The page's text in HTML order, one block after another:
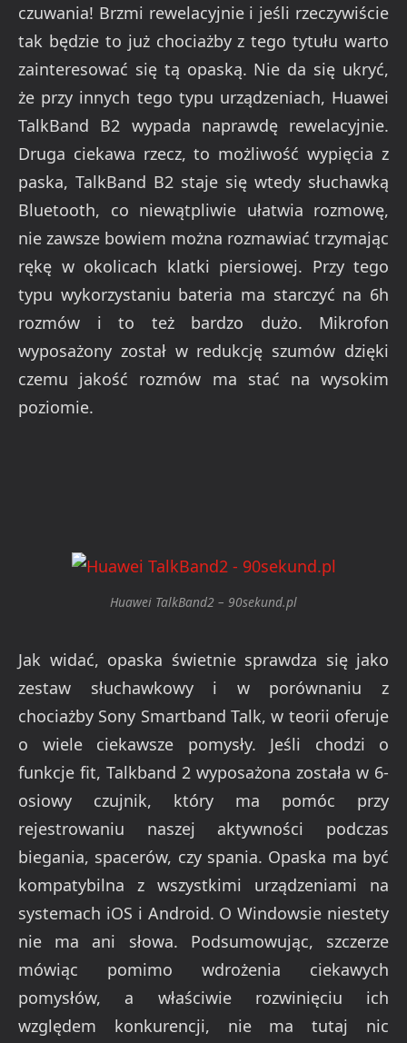
czuwania! Brzmi rewelacyjnie i jeśli rzeczywiście
tak będzie to już chociażby z tego tytułu warto
zainteresować się tą opaską. Nie da się ukryć,
że przy innych tego typu urządzeniach, Huawei
TalkBand B2 wypada naprawdę rewelacyjnie.
Druga ciekawa rzecz, to możliwość wypięcia z
paska, TalkBand B2 staje się wtedy słuchawką
Bluetooth, co niewątpliwie ułatwia rozmowę,
nie zawsze bowiem można rozmawiać trzymając
rękę w okolicach klatki piersiowej. Przy tego
typu wykorzystaniu bateria ma starczyć na 6h
rozmów i to też bardzo dużo. Mikrofon
wyposażony został w redukcję szumów dzięki
czemu jakość rozmów ma stać na wysokim
poziomie.
Huawei TalkBand2 – 90sekund.pl
Jak widać, opaska świetnie sprawdza się jako
zestaw słuchawkowy i w porównaniu z
chociażby Sony Smartband Talk, w teorii oferuje
o wiele ciekawsze pomysły. Jeśli chodzi o
funkcje fit, Talkband 2 wyposażona została w 6-
osiowy czujnik, który ma pomóc przy
rejestrowaniu naszej aktywności podczas
biegania, spacerów, czy spania. Opaska ma być
kompatybilna z wszystkimi urządzeniami na
systemach iOS i Android. O Windowsie niestety
nie ma ani słowa. Podsumowując, szczerze
mówiąc pomimo wdrożenia ciekawych
pomysłów, a właściwie rozwinięciu ich
względem konkurencji, nie ma tutaj nic